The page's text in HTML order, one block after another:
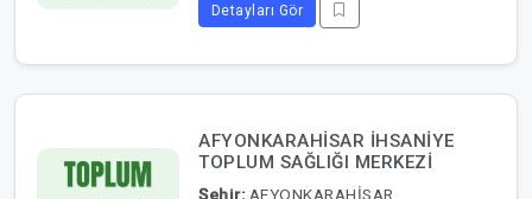
Detayları Gör
AFYONKARAHİSAR İHSANİYE
TOPLUM SAĞLIĞI MERKEZİ
Şehir: AFYONKARAHİSAR